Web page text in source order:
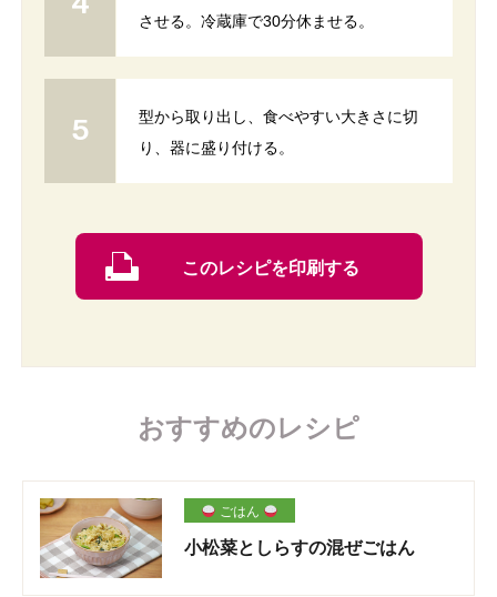
させる。冷蔵庫で30分休ませる。
型から取り出し、食べやすい大きさに切
り、器に盛り付ける。
このレシピを印刷する
おすすめのレシピ
ごはん
小松菜としらすの混ぜごはん